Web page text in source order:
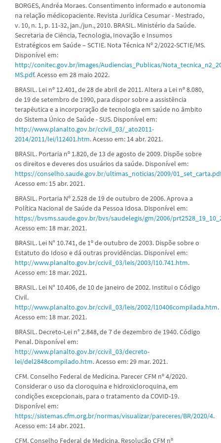
BORGES, Andréa Moraes. Consentimento informado e autonomia
na relação médicopaciente. Revista Jurídica Cesumar - Mestrado,
v. 10, n. 1, p. 11-32, jan./jun., 2010. BRASIL. Ministério da Saúde.
Secretaria de Ciência, Tecnologia, Inovação e Insumos
Estratégicos em Saúde – SCTIE. Nota Técnica Nº 2/2022-SCTIE/MS.
Disponível em:
http://conitec.gov.br/images/Audiencias_Publicas/
MS.pdf. Acesso em 28 maio 2022.
BRASIL. Lei nº 12.401, de 28 de abril de 2011. Altera a Lei nº 8.080,
de 19 de setembro de 1990, para dispor sobre a assistência
terapêutica e a incorporação de tecnologia em saúde no âmbito
do Sistema Único de Saúde - SUS. Disponível em:
http://www.planalto.gov.br/ccivil_03/_ato2011-
2014/2011/lei/l12401.htm. Acesso em: 14 abr. 2021.
BRASIL. Portaria nº 1.820, de 13 de agosto de 2009. Dispõe sobre
os direitos e deveres dos usuários da saúde. Disponível em:
https://conselho.saude.gov.br/ultimas_noticias/2009/01_set_carta.pdf
Acesso em: 15 abr. 2021.
BRASIL. Portaria Nº 2.528 de 19 de outubro de 2006. Aprova a
Política Nacional de Saúde da Pessoa Idosa. Disponível em:
https://bvsms.saude.gov.br/bvs/saudelegis/gm/2006/
Acesso em: 18 mar. 2021.
BRASIL. Lei N° 10.741, de 1º de outubro de 2003. Dispõe sobre o
Estatuto do Idoso e dá outras providências. Disponível em:
http://www.planalto.gov.br/ccivil_03/leis/2003/l10.741.htm.
Acesso em: 18 mar. 2021.
BRASIL. Lei N° 10.406, de 10 de janeiro de 2002. Institui o Código
Civil.
http://www.planalto.gov.br/ccivil_03/leis/2002/l10406compilada.htm.
Acesso em: 18 mar. 2021.
BRASIL. Decreto-Lei n° 2.848, de 7 de dezembro de 1940. Código
Penal. Disponível em:
http://www.planalto.gov.br/ccivil_03/decreto-
lei/del2848compilado.htm. Acesso em: 29 mar. 2021.
CFM. Conselho Federal de Medicina. Parecer CFM nº 4/2020.
Considerar o uso da cloroquina e hidroxicloroquina, em
condições excepcionais, para o tratamento da COVID-19.
Disponível em:
https://sistemas.cfm.org.br/normas/visualizar/pareceres/BR/2020/4.
Acesso em: 14 abr. 2021.
CFM. Conselho Federal de Medicina. Resolução CFM nº